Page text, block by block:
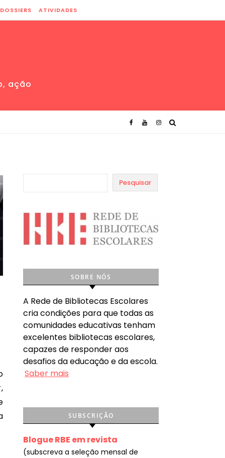
DOSSIERS ATIVIDADES
ação
Pesquisar
SOBRE NÓS
A Rede de Bibliotecas Escolares
cria condições para que todas as
comunidades educativas tenham
excelentes bibliotecas escolares,
capazes de responder aos
desafios da educação e da escola.
Saber mais
SUBSCRIÇÃO
Blogue RBE em revista
(subscreva a seleção mensal de